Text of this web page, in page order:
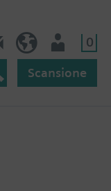
0
Scansione